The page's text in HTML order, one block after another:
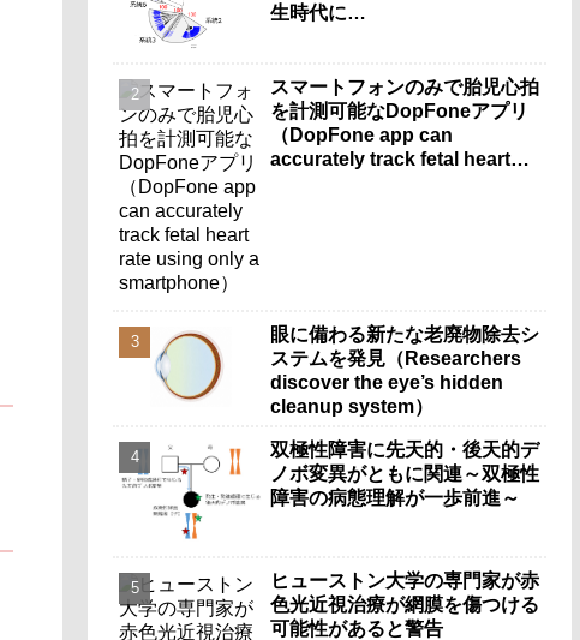
生時代に…
スマートフォンのみで胎児心拍
を計測可能なDopFoneアプリ
（DopFone app can
accurately track fetal heart
眼に備わる新たな老廃物除去シ
ステムを発見（Researchers
discover the eye’s hidden
cleanup system）
双極性障害に先天的・後天的デ
ノボ変異がともに関連～双極性
障害の病態理解が一歩前進～
ヒューストン大学の専門家が赤
色光近視治療が網膜を傷つける
可能性があると警告